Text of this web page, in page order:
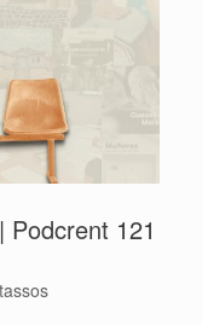
Podcrent 121